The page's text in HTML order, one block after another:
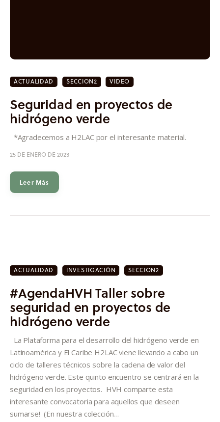
ACTUALIDAD SECCION2 VIDEO
Seguridad en proyectos de
hidrógeno verde
*Agradecemos a H2LAC por el interesante material.
25 DE ENERO DE 2023
Leer Más
ACTUALIDAD INVESTIGACIÓN SECCION2
#AgendaHVH Taller sobre
seguridad en proyectos de
hidrógeno verde
La Plataforma para el desarrollo del hidrógeno verde en
Latinoamérica y El Caribe H2LAC viene llevando a cabo un
ciclo de talleres técnicos sobre la cadena de valor del
hidrógeno verde. Este quinto encuentro se centrará en la
seguridad en los proyectos. HVH comparte esta
interesante convocatoria para aquellos que deseen
sumarse! (En nuestra colección…